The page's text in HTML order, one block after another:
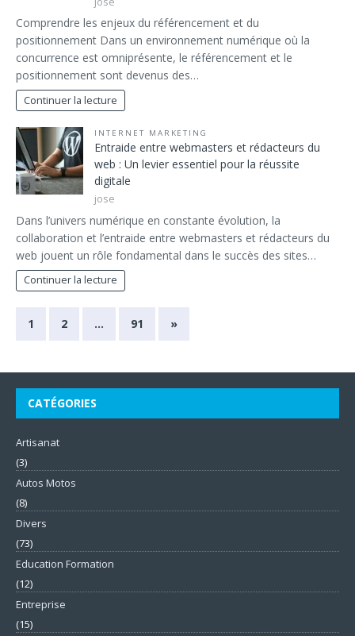
Comprendre les enjeux du référencement et du
positionnement Dans un environnement numérique où la
concurrence est omniprésente, le référencement et le
positionnement sont devenus des…
Continuer la lecture
INTERNET MARKETING
Entraide entre webmasters et rédacteurs du
web : Un levier essentiel pour la réussite
digitale
jose
Dans l’univers numérique en constante évolution, la
collaboration et l’entraide entre webmasters et rédacteurs du
web jouent un rôle fondamental dans le succès des sites…
Continuer la lecture
1 2 … 91 »
CATÉGORIES
Artisanat
(3)
Autos Motos
(8)
Divers
(73)
Education Formation
(12)
Entreprise
(15)